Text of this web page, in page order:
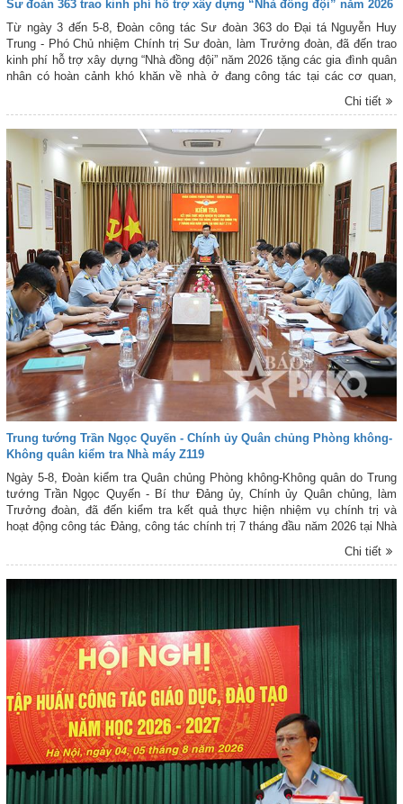
Sư đoàn 363 trao kinh phí hỗ trợ xây dựng “Nhà đồng đội” năm 2026
Từ ngày 3 đến 5-8, Đoàn công tác Sư đoàn 363 do Đại tá Nguyễn Huy
Trung - Phó Chủ nhiệm Chính trị Sư đoàn, làm Trưởng đoàn, đã đến trao
kinh phí hỗ trợ xây dựng “Nhà đồng đội” năm 2026 tặng các gia đình quân
nhân có hoàn cảnh khó khăn về nhà ở đang công tác tại các cơ quan,
Chi tiết
Trung tướng Trần Ngọc Quyến - Chính ủy Quân chủng Phòng không-
Không quân kiểm tra Nhà máy Z119
Ngày 5-8, Đoàn kiểm tra Quân chủng Phòng không-Không quân do Trung
tướng Trần Ngọc Quyến - Bí thư Đảng ủy, Chính ủy Quân chủng, làm
Trưởng đoàn, đã đến kiểm tra kết quả thực hiện nhiệm vụ chính trị và
hoạt động công tác Đảng, công tác chính trị 7 tháng đầu năm 2026 tại Nhà
máy Z119. Tham gia Đoàn kiểm tra có Đại tá Nguyễn Minh Tuấn - Phó
Chủ nhiệm Chính trị Quân chủng; cùng đại diện một số cơ quan chức
Chi tiết